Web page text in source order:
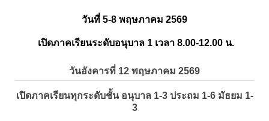
วันที่ 5-8 พฤษภาคม 2569
เปิดภาคเรียนระดับอนุบาล 1 เวลา 8.00-12.00 น.
วันอังคารที่ 12 พฤษภาคม 2569
เปิดภาคเรียนทุกระดับชั้น อนุบาล 1-3 ประถม 1-6 มัธยม 1-
3